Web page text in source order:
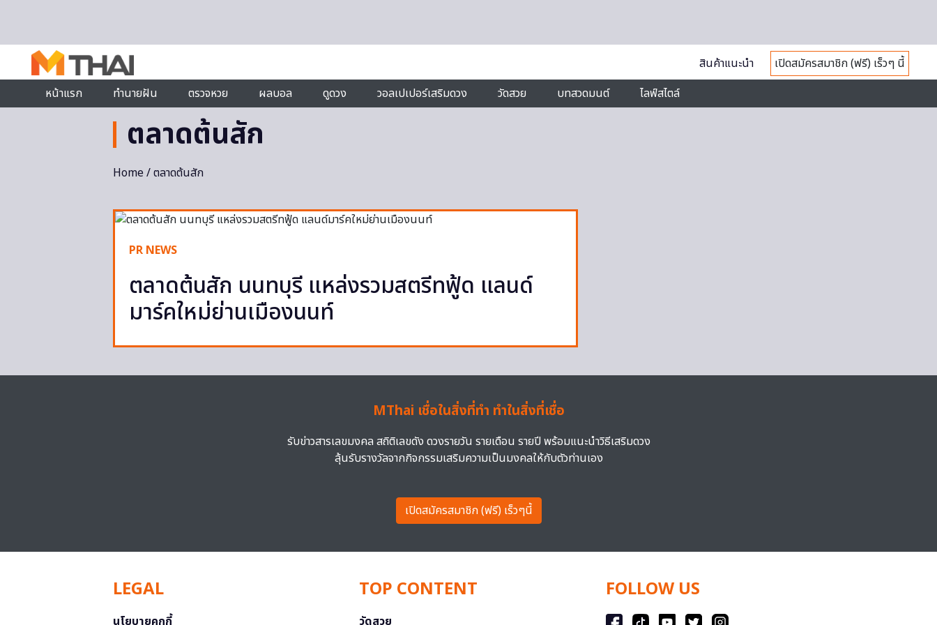
สินค้าแนะนำ
เปิดสมัครสมาชิก (ฟรี) เร็วๆ นี้
หน้าแรก
ทำนายฝัน ตรวจหวย ผลบอล ดูดวง วอลเปเปอร์เสริมดวง วัดสวย บทสวดมนต์ ไลฟ์สไตล์
ตลาดต้นสัก
Home/ ตลาดต้นสัก
PR NEWS
ตลาดต้นสัก นนทบุรี แหล่งรวมสตรีทฟู้ด แลนด์
มาร์คใหม่ย่านเมืองนนท์
MThai เชื่อในสิ่งที่ทำ ทำในสิ่งที่เชื่อ
รับข่าวสารเลขมงคล สถิติเลขดัง ดวงรายวัน รายเดือน รายปี พร้อมแนะนำวิธีเสริมดวง
ลุ้นรับรางวัลจากกิจกรรมเสริมความเป็นมงคลให้กับตัวท่านเอง
เปิดสมัครสมาชิก (ฟรี) เร็วๆนี้
LEGAL
นโยบายคุกกี้
TOP CONTENT
วัดสวย
FOLLOW US